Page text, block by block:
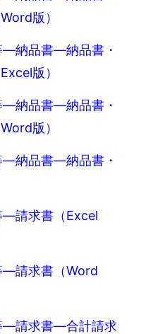
版）
―納品書―納品書・
版）
―納品書―納品書・
版）
―納品書―納品書・
―請求書（Excel
―請求書（Word
―請求書―合計請求